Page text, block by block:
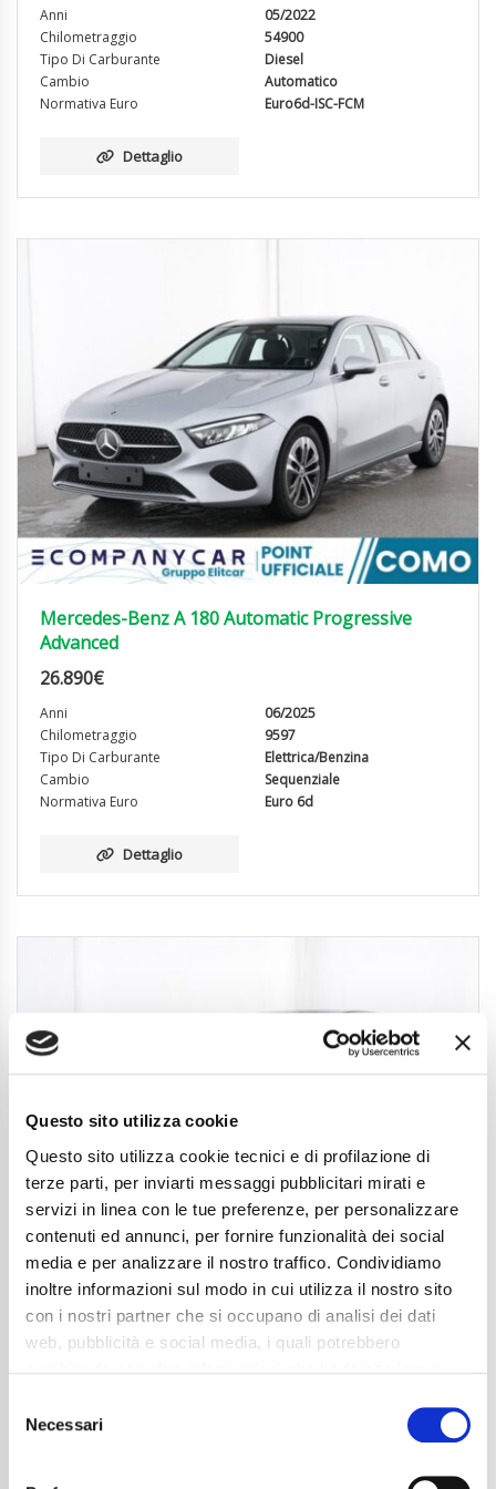
Questo sito utilizza cookie
Questo sito utilizza cookie tecnici e di profilazione di
terze parti, per inviarti messaggi pubblicitari mirati e
servizi in linea con le tue preferenze, per personalizzare
contenuti ed annunci, per fornire funzionalità dei social
media e per analizzare il nostro traffico. Condividiamo
inoltre informazioni sul modo in cui utilizza il nostro sito
con i nostri partner che si occupano di analisi dei dati
web, pubblicità e social media, i quali potrebbero
mera chiusura del banner non comporta l’accettazione
Selection
Necessari
Anni
05/2022
Chilometraggio
54900
Tipo Di Carburante
Diesel
Cambio
Automatico
Normativa Euro
Euro6d-ISC-FCM
Dettaglio
Mercedes-Benz A 180 Automatic Progressive
Advanced
26.890€
Anni
06/2025
Chilometraggio
9597
Tipo Di Carburante
Elettrica/Benzina
Cambio
Sequenziale
Normativa Euro
Euro 6d
Dettaglio
Mercedes-Benz A 180 Automatic AMG Line
Advanced
Chilometraggio